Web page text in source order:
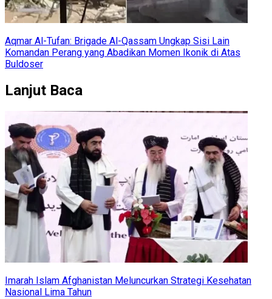
Aqmar Al-Tufan: Brigade Al-Qassam Ungkap Sisi Lain
Komandan Perang yang Abadikan Momen Ikonik di Atas
Buldoser
Lanjut Baca
Imarah Islam Afghanistan Meluncurkan Strategi Kesehatan
Nasional Lima Tahun